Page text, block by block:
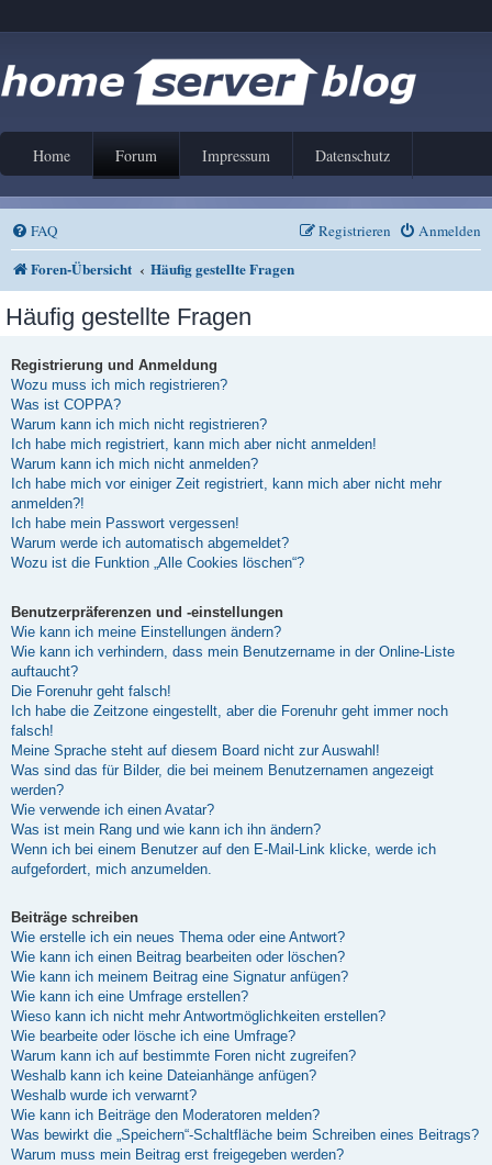
Home Forum Impressum Datenschutz
FAQ Anmelden
Registrieren
Foren-Übersicht Häufig gestellte Fragen
Häufig gestellte Fragen
Registrierung und Anmeldung
Wozu muss ich mich registrieren?
Was ist COPPA?
Warum kann ich mich nicht registrieren?
Ich habe mich registriert, kann mich aber nicht anmelden!
Warum kann ich mich nicht anmelden?
Ich habe mich vor einiger Zeit registriert, kann mich aber nicht mehr
anmelden?!
Ich habe mein Passwort vergessen!
Warum werde ich automatisch abgemeldet?
Wozu ist die Funktion „Alle Cookies löschen“?
Benutzerpräferenzen und -einstellungen
Wie kann ich meine Einstellungen ändern?
Wie kann ich verhindern, dass mein Benutzername in der Online-Liste
auftaucht?
Die Forenuhr geht falsch!
Ich habe die Zeitzone eingestellt, aber die Forenuhr geht immer noch
falsch!
Meine Sprache steht auf diesem Board nicht zur Auswahl!
Was sind das für Bilder, die bei meinem Benutzernamen angezeigt
werden?
Wie verwende ich einen Avatar?
Was ist mein Rang und wie kann ich ihn ändern?
Wenn ich bei einem Benutzer auf den E-Mail-Link klicke, werde ich
aufgefordert, mich anzumelden.
Beiträge schreiben
Wie erstelle ich ein neues Thema oder eine Antwort?
Wie kann ich einen Beitrag bearbeiten oder löschen?
Wie kann ich meinem Beitrag eine Signatur anfügen?
Wie kann ich eine Umfrage erstellen?
Wieso kann ich nicht mehr Antwortmöglichkeiten erstellen?
Wie bearbeite oder lösche ich eine Umfrage?
Warum kann ich auf bestimmte Foren nicht zugreifen?
Weshalb kann ich keine Dateianhänge anfügen?
Weshalb wurde ich verwarnt?
Wie kann ich Beiträge den Moderatoren melden?
Was bewirkt die „Speichern“-Schaltfläche beim Schreiben eines Beitrags?
Warum muss mein Beitrag erst freigegeben werden?